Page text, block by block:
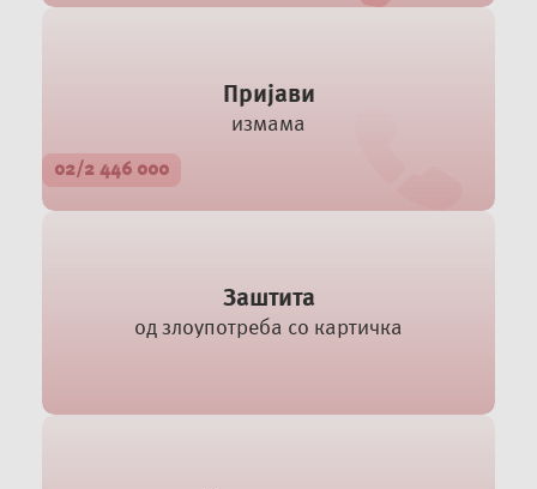
Пријави
измама
02/2 446 000
Заштита
од злоупотреба со картичка